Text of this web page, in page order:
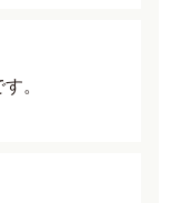
。